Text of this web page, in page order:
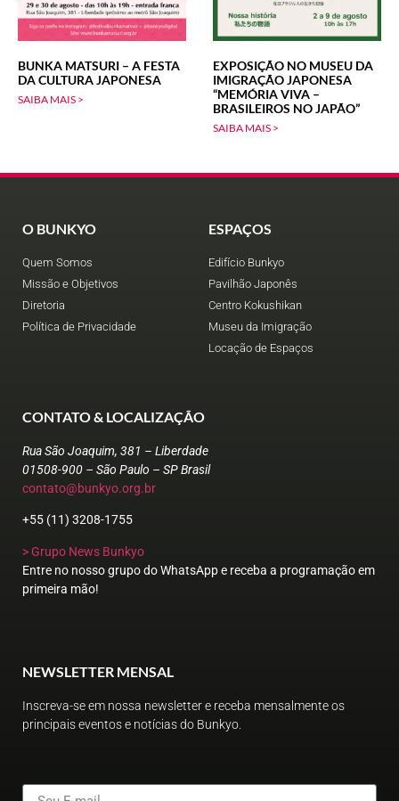
BUNKA MATSURI – A FESTA
DA CULTURA JAPONESA
SAIBA MAIS >
EXPOSIÇÃO NO MUSEU DA
IMIGRAÇÃO JAPONESA
“MEMÓRIA VIVA –
BRASILEIROS NO JAPÃO”
SAIBA MAIS >
O BUNKYO
Quem Somos
Missão e Objetivos
Diretoria
Política de Privacidade
ESPAÇOS
Edifício Bunkyo
Pavilhão Japonês
Centro Kokushikan
Museu da Imigração
Locação de Espaços
CONTATO & LOCALIZAÇÃO
Rua São Joaquim, 381 – Liberdade
01508-900 – São Paulo – SP Brasil
contato@bunkyo.org.br
+55 (11) 3208-1755
> Grupo News Bunkyo
Entre no nosso grupo do WhatsApp e receba a programação em
primeira mão!
NEWSLETTER MENSAL
Inscreva-se em nossa newsletter e receba mensalmente os
principais eventos e notícias do Bunkyo.